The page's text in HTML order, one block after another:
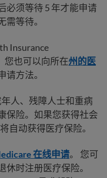
必须等待 5 年才能申请
需等待。
Insurance
您也可以向所在州的医
请方法。
人、残障人士和重病
保险。如果您获得社会
自动获得医疗保险。
在线申请。 您可
休时注册医疗保险。